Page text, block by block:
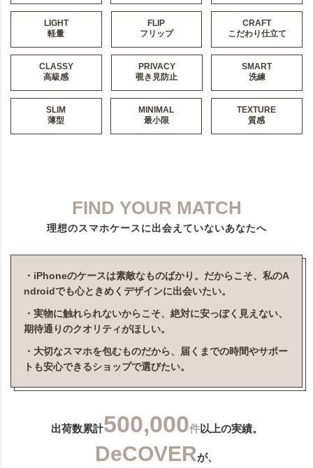
LIGHT
軽量
FLIP
フリップ
CRAFT
こだわり仕立て
CLASSY
高級感
PRIVACY
覗き見防止
SMART
洗練
SLIM
薄型
MINIMAL
最小限
TEXTURE
質感
FIND YOUR MATCH
理想のスマホケースに出会えていないあなたへ
・iPhoneのケースは素敵なものばかり。だからこそ、私のA
ndroidでも心ときめくデザインに出会いたい。
・実物に触れられないからこそ、絶対に安っぽく見えない、
期待通りのクオリティがほしい。
・大切なスマホを包むものだから、届くまでの時間やサポー
トも安心できるショップで選びたい。
出荷数累計500,000件以上の実績。
DeCOVERが、